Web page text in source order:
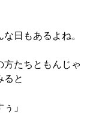
日もあるよね。
方たちともんじゃ
ると
」